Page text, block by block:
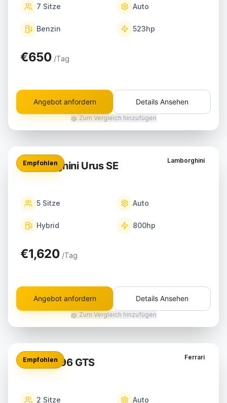
7 Sitze Auto
Benzin 523hp
€650 /Tag
Angebot anfordern Details Ansehen
Zum Vergleich hinzufügen
Empfohlen Lamborghini
Lamborghini Urus SE
5 Sitze Auto
Hybrid 800hp
€1,620 /Tag
Angebot anfordern Details Ansehen
Zum Vergleich hinzufügen
Empfohlen Ferrari
Ferrari 296 GTS
2 Sitze Auto